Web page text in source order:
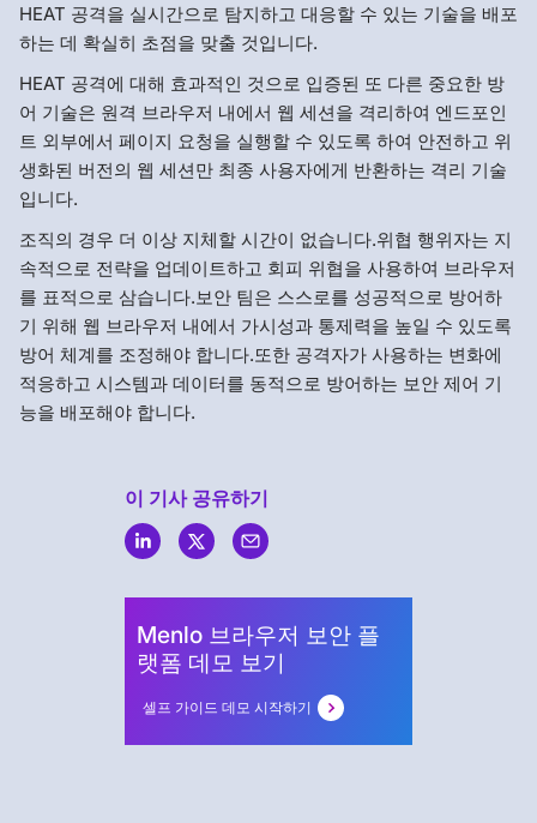
HEAT 공격을 실시간으로 탐지하고 대응할 수 있는 기술을 배포
하는 데 확실히 초점을 맞출 것입니다.
HEAT 공격에 대해 효과적인 것으로 입증된 또 다른 중요한 방
어 기술은 원격 브라우저 내에서 웹 세션을 격리하여 엔드포인
트 외부에서 페이지 요청을 실행할 수 있도록 하여 안전하고 위
생화된 버전의 웹 세션만 최종 사용자에게 반환하는 격리 기술
입니다.
조직의 경우 더 이상 지체할 시간이 없습니다.위협 행위자는 지
속적으로 전략을 업데이트하고 회피 위협을 사용하여 브라우저
를 표적으로 삼습니다.보안 팀은 스스로를 성공적으로 방어하
기 위해 웹 브라우저 내에서 가시성과 통제력을 높일 수 있도록
방어 체계를 조정해야 합니다.또한 공격자가 사용하는 변화에
적응하고 시스템과 데이터를 동적으로 방어하는 보안 제어 기
능을 배포해야 합니다.
이 기사 공유하기
Menlo 브라우저 보안 플
랫폼 데모 보기
셀프 가이드 데모 시작하기